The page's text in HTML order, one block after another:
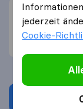
Schneller
Professionell
Unvorsichtig
jederzeit
Cookie-